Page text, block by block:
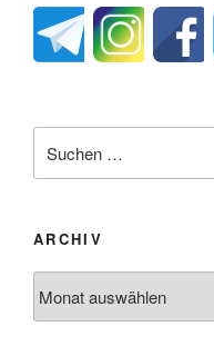
nach:
ARCHIV